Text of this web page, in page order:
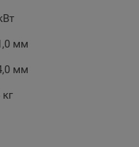
мм
мм
кг